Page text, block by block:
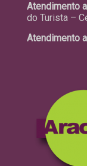
Atendimento
do Turista –
Atendimento